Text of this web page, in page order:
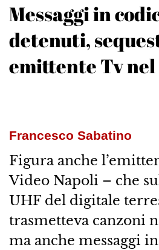
Messaggi in
detenuti,
emittente Tv nel
Francesco Sabatino
Figura anche
Video Napoli – che
UHF del digitale
trasmetteva canzoni
ma anche messaggi